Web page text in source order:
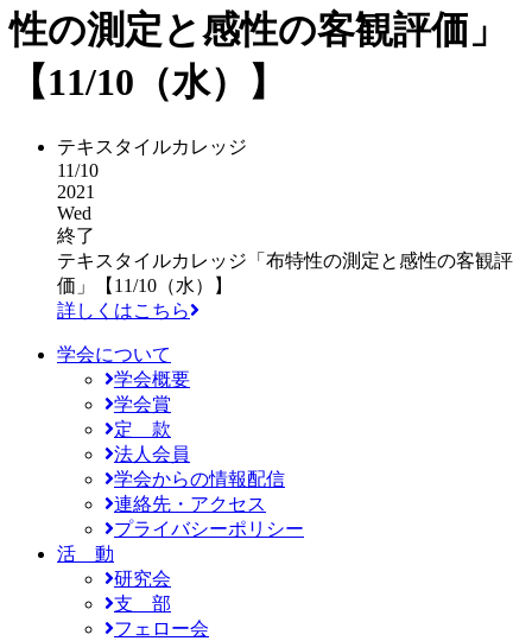
性の測定と感性の客観評価」
【11/10（水）】
テキスタイルカレッジ
11/10
2021
Wed
終了
テキスタイルカレッジ「布特性の測定と感性の客観評
価」【11/10（水）】
詳しくはこちら
学会について
学会概要
学会賞
定 款
法人会員
学会からの情報配信
連絡先・アクセス
プライバシーポリシー
活 動
研究会
支 部
フェロー会